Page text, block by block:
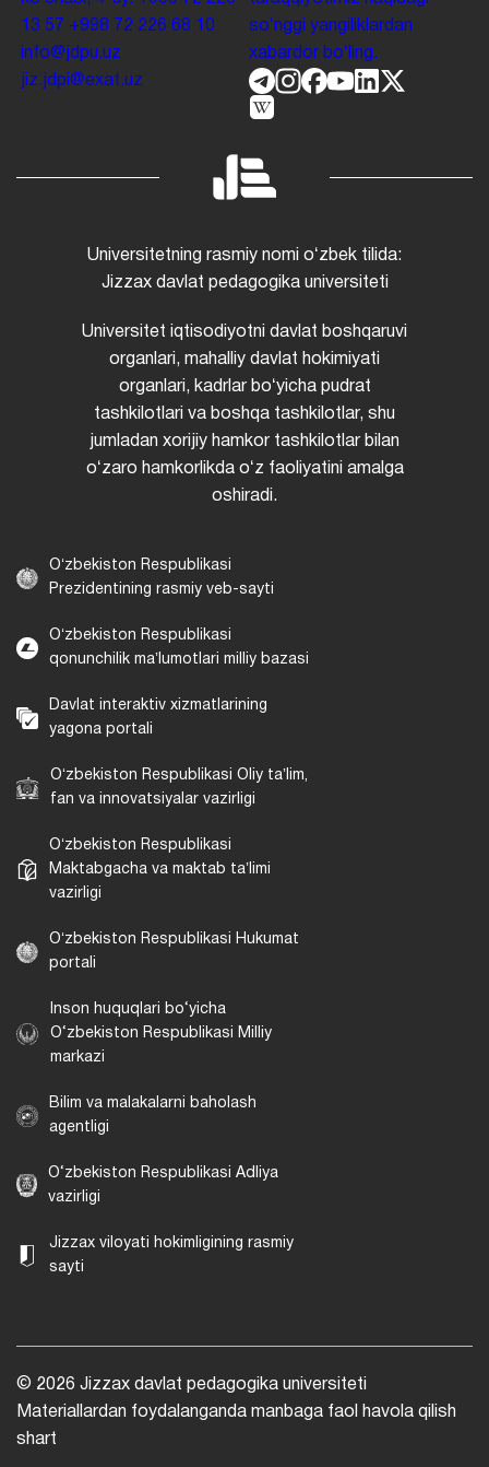
13 57 +998 72 226 68 10
info@jdpu.uz
jiz.jdpi@exat.uz
soʻnggi yangiliklardan
xabardor boʻling.
Universitetning rasmiy nomi oʻzbek tilida:
Jizzax davlat pedagogika universiteti
Universitet iqtisodiyotni davlat boshqaruvi
organlari, mahalliy davlat hokimiyati
organlari, kadrlar boʻyicha pudrat
tashkilotlari va boshqa tashkilotlar, shu
jumladan xorijiy hamkor tashkilotlar bilan
oʻzaro hamkorlikda oʻz faoliyatini amalga
oshiradi.
Oʻzbekiston Respublikasi
Prezidentining rasmiy veb-sayti
Oʻzbekiston Respublikasi
qonunchilik maʼlumotlari milliy bazasi
Davlat interaktiv xizmatlarining
yagona portali
Oʻzbekiston Respublikasi Oliy taʼlim,
fan va innovatsiyalar vazirligi
Oʻzbekiston Respublikasi
Maktabgacha va maktab taʼlimi
vazirligi
Oʻzbekiston Respublikasi Hukumat
portali
Inson huquqlari bo‘yicha
O‘zbekiston Respublikasi Milliy
markazi
Bilim va malakalarni baholash
agentligi
O‘zbekiston Respublikasi Adliya
vazirligi
Jizzax viloyati hokimligining rasmiy
sayti
© 2026 Jizzax davlat pedagogika universiteti
Materiallardan foydalanganda manbaga faol havola qilish
shart